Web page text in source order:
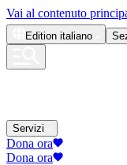
Vai al contenuto
Edition italiano
Servizi
Dona ora
Dona ora